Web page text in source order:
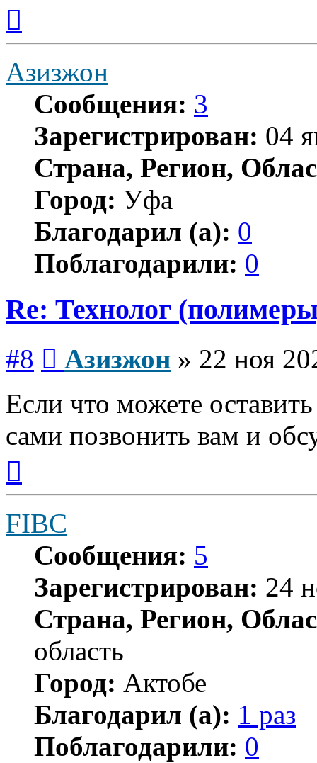
началу
Азизжон
Сообщения: 3
Зарегистрирован: 04
Страна, Регион,
Город: Уфа
Благодарил (а): 0
Поблагодарили: 0
Re: Технолог
#8 Азизжон » 22 ноя
Если что можете
сами позвонить вам и
началу
FIBC
Сообщения: 5
Зарегистрирован: 24
Страна, Регион,
область
Город: Актобе
Благодарил (а): 1 раз
Поблагодарили: 0